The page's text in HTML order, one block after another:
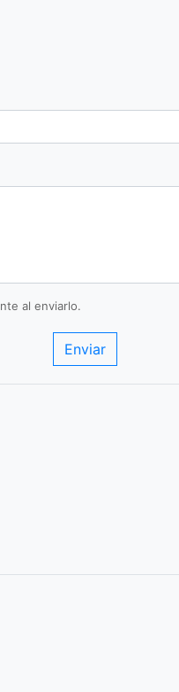
al enviarlo.
Enviar